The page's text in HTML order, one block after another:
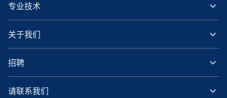
专业技术
关于我们
招聘
请联系我们